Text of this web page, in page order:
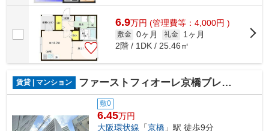
6.9万円 (管理費等：4,000円 )
敷金 0ヶ月 礼金
1ヶ月
2階 / 1DK / 25.46㎡
賃貸 | マンション ファーストフィオーレ京橋ブレイニー
敷0
6.45万円
大阪環状線 「京橋 」駅 徒歩9分